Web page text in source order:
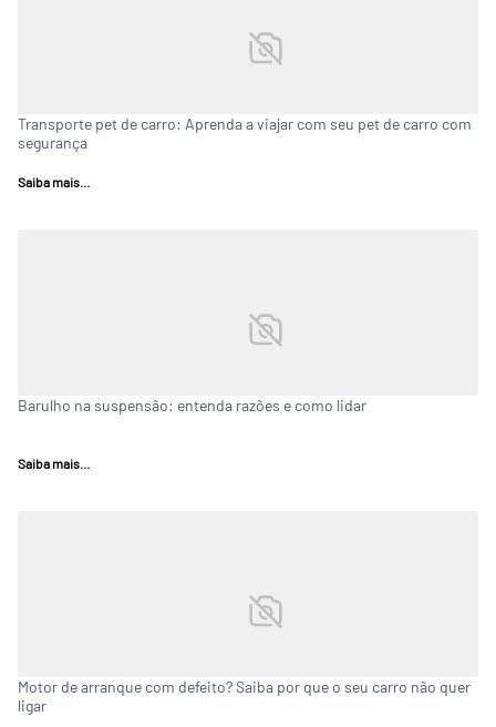
Transporte pet de carro: Aprenda a viajar com seu pet de carro com
segurança
Saiba mais...
Barulho na suspensão: entenda razões e como lidar
Saiba mais...
Motor de arranque com defeito? Saiba por que o seu carro não quer
ligar